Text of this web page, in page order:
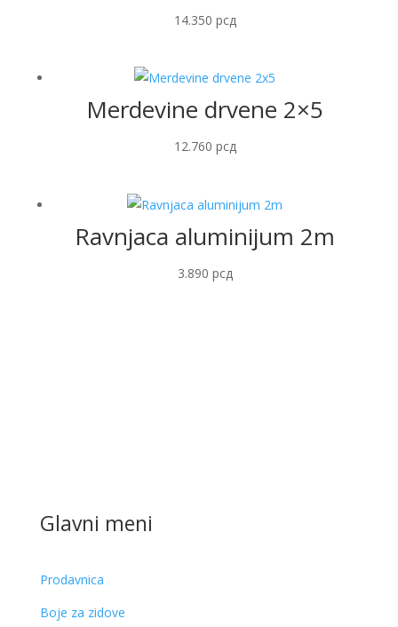
14.350 рсд
Merdevine drvene 2×5
12.760 рсд
Ravnjaca aluminijum 2m
3.890 рсд
Glavni meni
Prodavnica
Boje za zidove